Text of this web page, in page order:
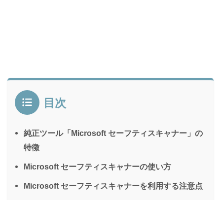
目次
純正ツール「Microsoft セーフティスキャナー」の
特徴
Microsoft セーフティスキャナーの使い方
Microsoft セーフティスキャナーを利用する注意点